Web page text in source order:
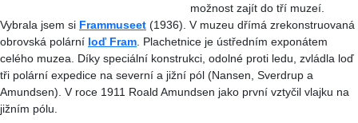
možnost zajít do tří muzeí.
Vybrala jsem si Frammuseet (1936). V muzeu dřímá zrekonstruovaná
obrovská polární loď Fram . Plachetnice je ústředním exponátem
celého muzea. Díky speciální konstrukci, odolné proti ledu, zvládla loď
tři polární expedice na severní a jižní pól (Nansen, Sverdrup a
Amundsen). V roce 1911 Roald Amundsen jako první vztyčil vlajku na
jižním pólu.